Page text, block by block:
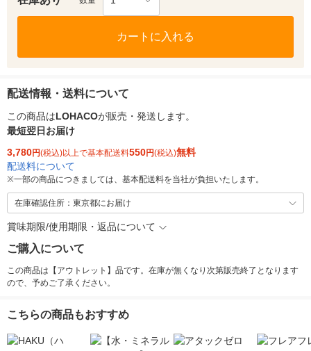
カートに入れる
配送情報・送料について
この商品はLOHACOが販売・発送します。
最短翌日お届け
3,780円(税込)以上で基本配送料550円(税込)無料
配送料について
※一部の商品につきましては、基本配送料を当社が負担いたします。
在庫確認住所：東京都にお届け
賞味期限/使用期限・返品について
ご購入について
この商品は【アウトレット】品です。在庫が無くなり次第販売終了となります
ので、予めご了承ください。
こちらの商品もおすすめ